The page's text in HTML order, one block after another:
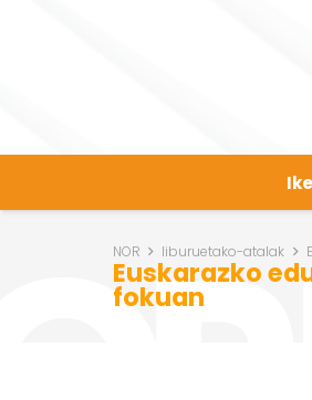
NOR liburuetako-atalak
Euskarazko
fokuan